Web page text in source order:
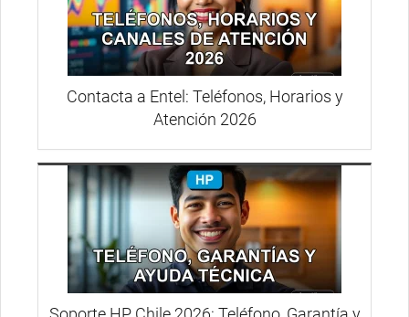
Contacta a Entel: Teléfonos, Horarios y
Atención 2026